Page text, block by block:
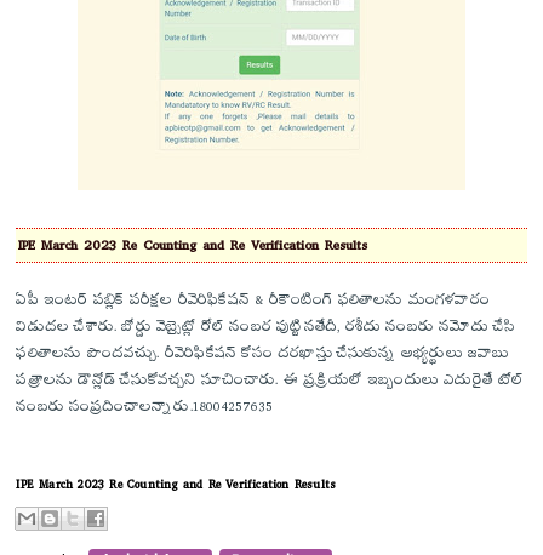
IPE March 2023 Re Counting and Re Verification Results
ఏపీ ఇంటర్ పబ్లిక్ పరీక్షల రీవెరిఫికేషన్ & రీకౌంటింగ్ ఫలితాలను మంగళవారం
విడుదల చేశారు. బోర్డు వెబ్సైట్లో రోల్ నంబర పుట్టినతేదీ, రశీదు నంబరు నమోదు చేసి
ఫలితాలను పొందవచ్చు. రీవెరిఫికేషన్ కోసం దరఖాస్తు చేసుకున్న అభ్యర్థులు జవాబు
పత్రాలను డౌన్లోడ్ చేసుకోవచ్చని సూచించారు. ఈ ప్రక్రియలో ఇబ్బందులు ఎదురైతే టోల్
నంబరు సంప్రదించాలన్నారు.18004257635
IPE March 2023 Re Counting and Re Verification Results